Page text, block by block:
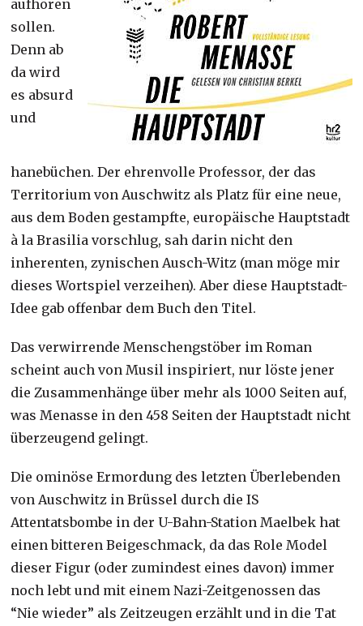
aufhören
sollen.
Denn ab
da wird
es absurd
und
hanebüchen. Der ehrenvolle Professor, der das
Territorium von Auschwitz als Platz für eine neue,
aus dem Boden gestampfte, europäische Hauptstadt
à la Brasilia vorschlug, sah darin nicht den
inherenten, zynischen Ausch-Witz (man möge mir
dieses Wortspiel verzeihen). Aber diese Hauptstadt-
Idee gab offenbar dem Buch den Titel.
Das verwirrende Menschengstöber im Roman
scheint auch von Musil inspiriert, nur löste jener
die Zusammenhänge über mehr als 1000 Seiten auf,
was Menasse in den 458 Seiten der Hauptstadt nicht
überzeugend gelingt.
Die ominöse Ermordung des letzten Überlebenden
von Auschwitz in Brüssel durch die IS
Attentatsbombe in der U-Bahn-Station Maelbek hat
einen bitteren Beigeschmack, da das Role Model
dieser Figur (oder zumindest eines davon) immer
noch lebt und mit einem Nazi-Zeitgenossen das
“Nie wieder” als Zeitzeugen erzählt und in die Tat